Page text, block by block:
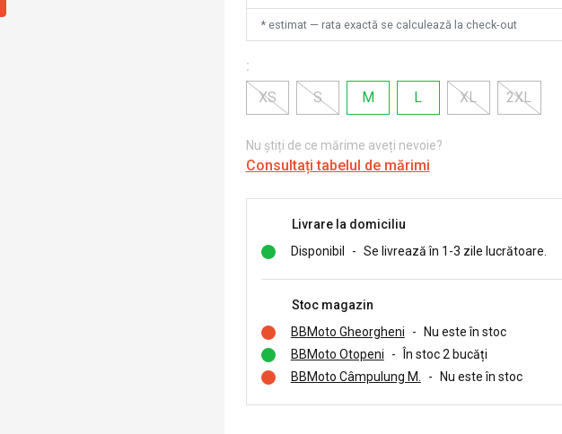
* estimat — rata exactă se calculează la check-out
:
XS
S M L XL 2XL
Nu știți de ce mărime aveți nevoie?
Consultați tabelul de mărimi
Livrare la domiciliu
Disponibil
- Se livrează în 1-3 zile lucrătoare.
Stoc magazin
BBMoto Gheorgheni
-
Nu este în stoc
BBMoto Otopeni
-
În stoc 2 bucăți
BBMoto Câmpulung M.
- Nu este în stoc